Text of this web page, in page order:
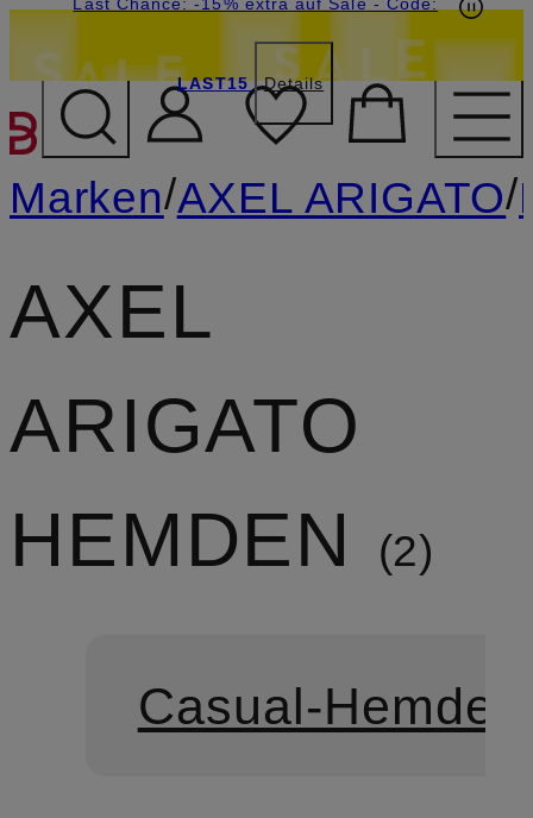
ZUM HAUPTINHALT
LAST15 Details
Marken/AXEL ARIGATO/
AXEL
ARIGATO
HEMDEN
2
Casual-Hemden